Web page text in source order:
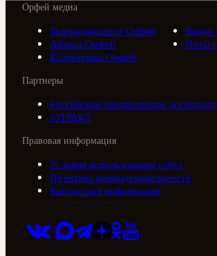
Орфей медиа
Телерадиоцентр Орфей
Афиша Орфей
Ноты
Коллективы Орфей
Партнеры
Российская библиотечная
///ТРАКТ
Правовая информация
Условия использования сайта
Политика конфиденциальности
Контактная информация